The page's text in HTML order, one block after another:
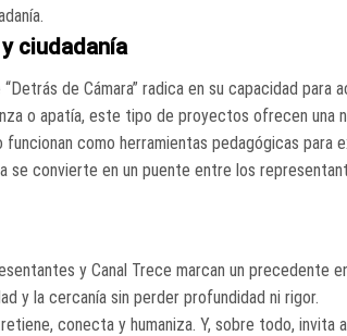
ciudadanía
de Cámara” radica en su capacidad
o apatía, este tipo de proyectos ofrecen una
funcionan como herramientas pedagógicas
se convierte en un puente entre los
y Canal Trece marcan un precedente
y la cercanía sin perder profundidad ni rigor.
conecta y humaniza. Y, sobre todo,